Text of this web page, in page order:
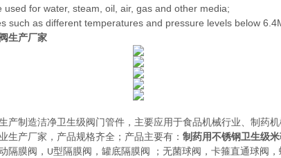
for water, steam, oil, air, gas and other media;
such as different temperatures and pressure levels below
生产厂家
产制造洁净卫生级阀门管件，主要应用于食品机械行业、制药
生产厂家， 产品规格齐全；产品主要有： 制药用不锈钢卫生级
隔膜阀， U型隔膜阀，罐底隔膜阀 ； 无菌球阀 ， 卡箍直通球阀